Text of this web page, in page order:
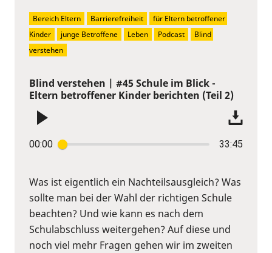
Blind verstehen | #45 Schule im Blick -
Eltern betroffener Kinder berichten (Teil 2)
00:00 33:45
Was ist eigentlich ein Nachteilsausgleich? Was
sollte man bei der Wahl der richtigen Schule
beachten? Und wie kann es nach dem
Schulabschluss weitergehen? Auf diese und
noch viel mehr Fragen gehen wir im zweiten
Bereich Eltern Barrierefreiheit
für Eltern betroffener
Kinder
junge Betroffene Leben Podcast
Blind
verstehen